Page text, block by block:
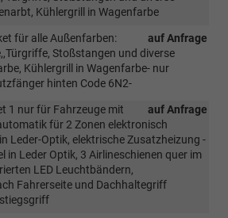
Kühlergrill in Wagenfarbe
auf Anfrage
für alle Außenfarben:
Stoßstangen und diverse
Kühlergrill in Wagenfarbe- nur
hinten Code 6N2-
auf Anfrage
1 nur für Fahrzeuge mit
für 2 Zonen elektronisch
Leder-Optik, elektrische Zusatzheizung -
in Leder Optik, 3 Airlineschienen quer im
LED Leuchtbändern,
Fahrerseite und Dachhaltegriff